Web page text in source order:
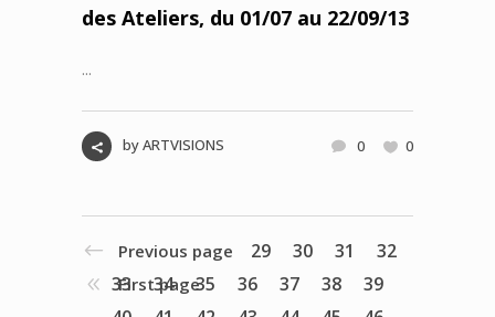
des Ateliers, du 01/07 au 22/09/13
...
byARTVISIONS 0 0
First page
Previous page 29 30 31
32
33
34 35 36 37 38
39